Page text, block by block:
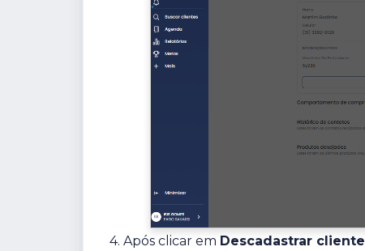
4. Após clicar em Descadastrar cliente